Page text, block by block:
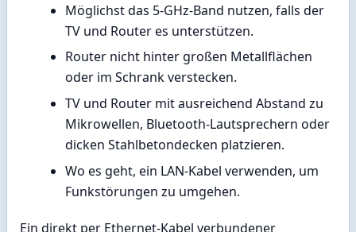
Möglichst das 5-GHz-Band nutzen, falls der
TV und Router es unterstützen.
Router nicht hinter großen Metallflächen
oder im Schrank verstecken.
TV und Router mit ausreichend Abstand zu
Mikrowellen, Bluetooth-Lautsprechern oder
dicken Stahlbetondecken platzieren.
Wo es geht, ein LAN-Kabel verwenden, um
Funkstörungen zu umgehen.
Ein direkt per Ethernet-Kabel verbundener